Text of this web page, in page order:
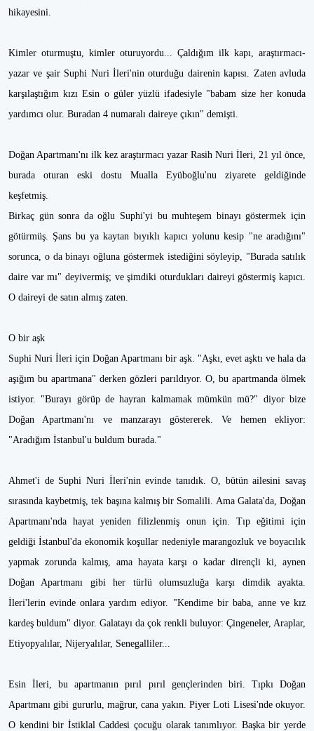
hikayesini.
Kimler oturmuştu, kimler oturuyordu... Çaldığım ilk kapı, araştırmacı-
yazar ve şair Suphi Nuri İleri'nin oturduğu dairenin kapısı. Zaten avluda
karşılaştığım kızı Esin o güler yüzlü ifadesiyle "babam size her konuda
yardımcı olur. Buradan 4 numaralı daireye çıkın" demişti.
Doğan Apartmanı'nı ilk kez araştırmacı yazar Rasih Nuri İleri, 21 yıl önce,
burada oturan eski dostu Mualla Eyüboğlu'nu ziyarete geldiğinde
keşfetmiş.
Birkaç gün sonra da oğlu Suphi'yi bu muhteşem binayı göstermek için
götürmüş. Şans bu ya kaytan bıyıklı kapıcı yolunu kesip "ne aradığını"
sorunca, o da binayı oğluna göstermek istediğini söyleyip, "Burada satılık
daire var mı" deyivermiş; ve şimdiki oturdukları daireyi göstermiş kapıcı.
O daireyi de satın almış zaten.
O bir aşk
Suphi Nuri İleri için Doğan Apartmanı bir aşk. "Aşkı, evet aşktı ve hala da
aşığım bu apartmana" derken gözleri parıldıyor. O, bu apartmanda ölmek
istiyor. "Burayı görüp de hayran kalmamak mümkün mü?" diyor bize
Doğan Apartmanı'nı ve manzarayı göstererek. Ve hemen ekliyor:
"Aradığım İstanbul'u buldum burada."
Ahmet'i de Suphi Nuri İleri'nin evinde tanıdık. O, bütün ailesini savaş
sırasında kaybetmiş, tek başına kalmış bir Somalili. Ama Galata'da, Doğan
Apartmanı'nda hayat yeniden filizlenmiş onun için. Tıp eğitimi için
geldiği İstanbul'da ekonomik koşullar nedeniyle marangozluk ve boyacılık
yapmak zorunda kalmış, ama hayata karşı o kadar dirençli ki, aynen
Doğan Apartmanı gibi her türlü olumsuzluğa karşı dimdik ayakta.
İleri'lerin evinde onlara yardım ediyor. "Kendime bir baba, anne ve kız
kardeş buldum" diyor. Galatayı da çok renkli buluyor: Çingeneler, Araplar,
Etiyopyalılar, Nijeryalılar, Senegalliler...
Esin İleri, bu apartmanın pırıl pırıl gençlerinden biri. Tıpkı Doğan
Apartmanı gibi gururlu, mağrur, cana yakın. Piyer Loti Lisesi'nde okuyor.
O kendini bir İstiklal Caddesi çocuğu olarak tanımlıyor. Başka bir yerde